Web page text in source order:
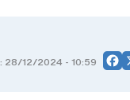
28/12/2024 - 10:59